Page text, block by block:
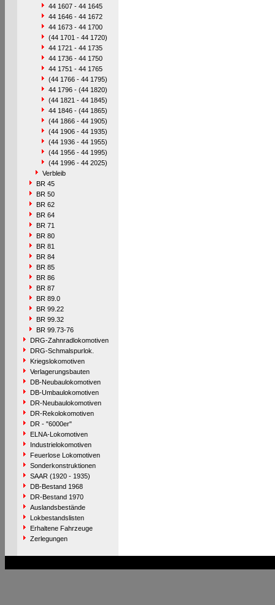
44 1607 - 44 1645
44 1646 - 44 1672
44 1673 - 44 1700
(44 1701 - 44 1720)
44 1721 - 44 1735
44 1736 - 44 1750
44 1751 - 44 1765
(44 1766 - 44 1795)
44 1796 - (44 1820)
(44 1821 - 44 1845)
44 1846 - (44 1865)
(44 1866 - 44 1905)
(44 1906 - 44 1935)
(44 1936 - 44 1955)
(44 1956 - 44 1995)
(44 1996 - 44 2025)
Verbleib
BR 45
BR 50
BR 62
BR 64
BR 71
BR 80
BR 81
BR 84
BR 85
BR 86
BR 87
BR 89.0
BR 99.22
BR 99.32
BR 99.73-76
DRG-Zahnradlokomotiven
DRG-Schmalspurlok.
Kriegslokomotiven
Verlagerungsbauten
DB-Neubaulokomotiven
DB-Umbaulokomotiven
DR-Neubaulokomotiven
DR-Rekolokomotiven
DR - "6000er"
ELNA-Lokomotiven
Industrielokomotiven
Feuerlose Lokomotiven
Sonderkonstruktionen
SAAR (1920 - 1935)
DB-Bestand 1968
DR-Bestand 1970
Auslandsbestände
Lokbestandslisten
Erhaltene Fahrzeuge
Zerlegungen